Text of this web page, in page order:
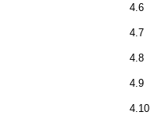
4.6
4.7
4.8
4.9
4.10